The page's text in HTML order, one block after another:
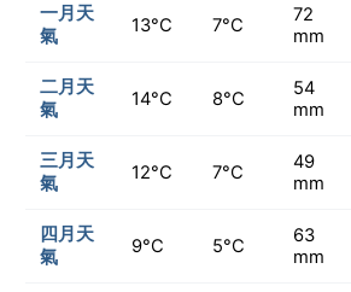
一月天
氣
13°C 7°C
72
mm
二月天
氣
14°C 8°C
54
mm
三月天
氣
12°C 7°C
49
mm
四月天
氣
9°C 5°C
63
mm